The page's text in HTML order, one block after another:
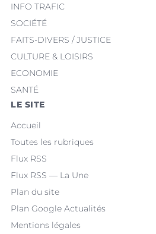
INFO TRAFIC
SOCIÉTÉ
FAITS-DIVERS / JUSTICE
CULTURE & LOISIRS
ECONOMIE
SANTÉ
LE SITE
Accueil
Toutes les rubriques
Flux RSS
Flux RSS — La Une
Plan du site
Plan Google Actualités
Mentions légales